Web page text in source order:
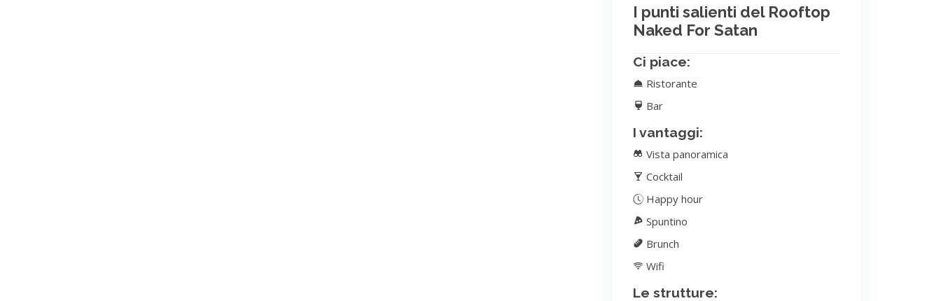
I punti salienti del Rooftop
Naked For Satan
Ci piace:
Ristorante
Bar
I vantaggi:
Vista panoramica
Cocktail
Happy hour
Spuntino
Brunch
Wifi
Le strutture: